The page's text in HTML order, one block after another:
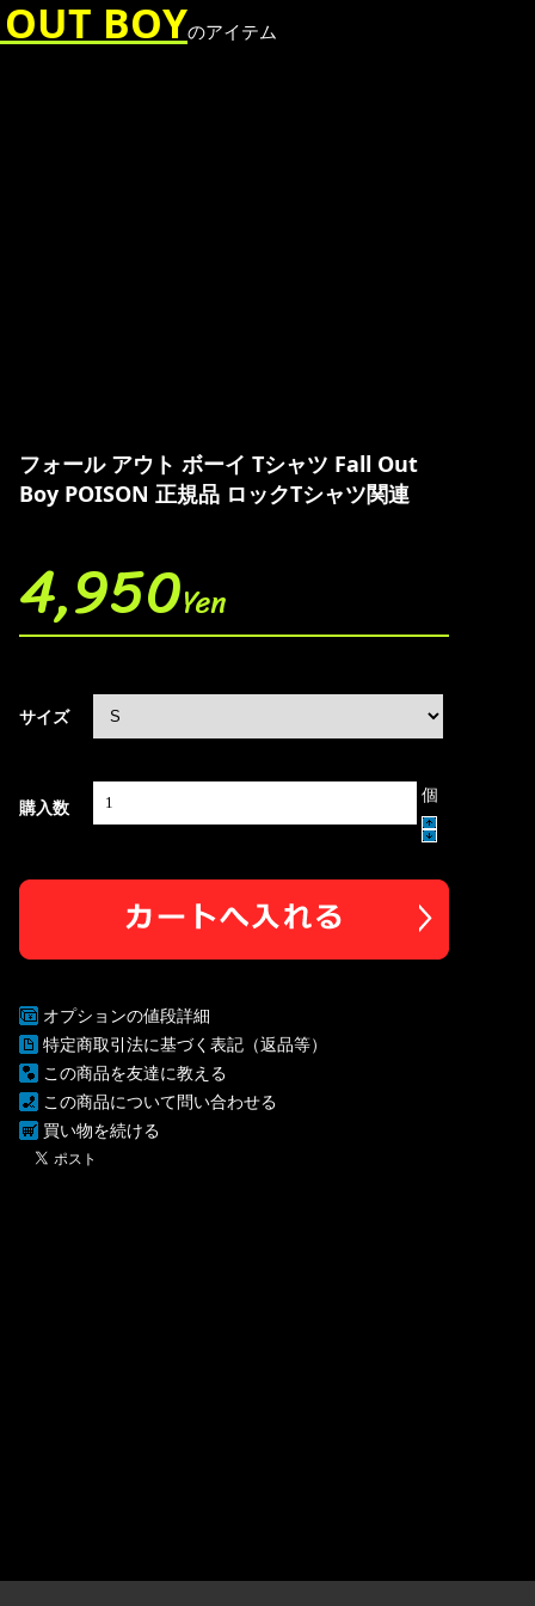
BOYのアイテム
フォール アウト ボーイ Tシャツ Fall Out
Boy POISON 正規品 ロックTシャツ関連
4,950Yen
サイズ
購入数
個
オプションの値段詳細
特定商取引法に基づく表記（返品等）
この商品を友達に教える
この商品について問い合わせる
買い物を続ける